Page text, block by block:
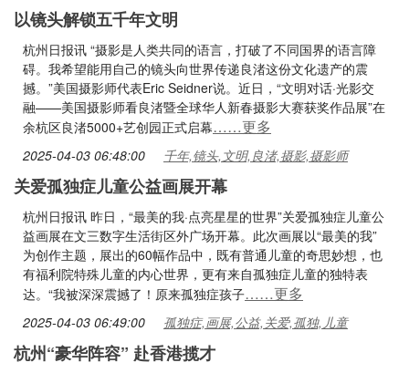
以镜头解锁五千年文明
杭州日报讯 “摄影是人类共同的语言，打破了不同国界的语言障
碍。我希望能用自己的镜头向世界传递良渚这份文化遗产的震
撼。”美国摄影师代表Eric Seidner说。近日，“文明对话·光影交
融——美国摄影师看良渚暨全球华人新春摄影大赛获奖作品展”在
余杭区良渚5000+艺创园正式启幕……更多
2025-04-03 06:48:00 千年,镜头,文明,良渚,摄影,摄影师
关爱孤独症儿童公益画展开幕
杭州日报讯 昨日，“最美的我·点亮星星的世界”关爱孤独症儿童公
益画展在文三数字生活街区外广场开幕。此次画展以“最美的我”
为创作主题，展出的60幅作品中，既有普通儿童的奇思妙想，也
有福利院特殊儿童的内心世界，更有来自孤独症儿童的独特表
达。“我被深深震撼了！原来孤独症孩子……更多
2025-04-03 06:49:00 孤独症,画展,公益,关爱,孤独,儿童
杭州“豪华阵容” 赴香港揽才